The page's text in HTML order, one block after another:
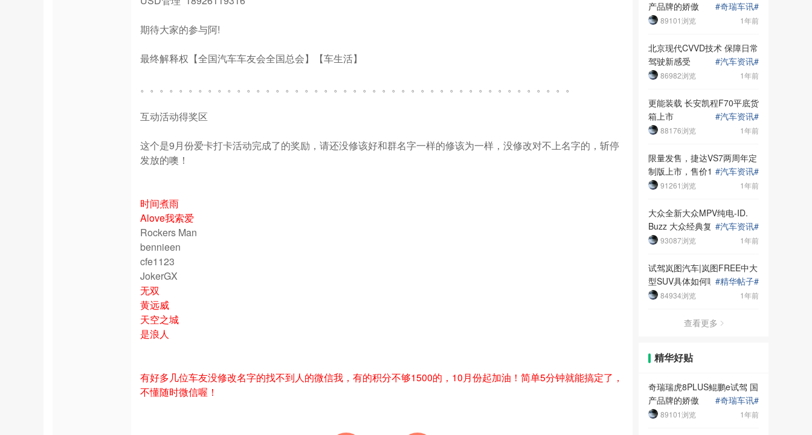
期待大家的参与阿!
最终解释权【全国汽车车友会全国总会】【车生活】
。。。。。。。。。。。。。。。。。。。。。。。。。。。。。。。。。。。。。。。。。。。。。
互动活动得奖区
这个是9月份爱卡打卡活动完成了的奖励，请还没修该好和群名字一样的修该为一样，没修改对不上名字的，斩停
发放的噢！
时间煮雨
Alove我索爱
Rockers Man
bennieen
cfe1123
JokerGX
无双
黄远威
天空之城
是浪人
有好多几位车友没修改名字的找不到人的微信我，有的积分不够1500的，10月份起加油！简单5分钟就能搞定了，
不懂随时微信喔！
产品牌的娇傲
#奇瑞车讯#
1年前
89101浏览
北京现代CVVD技术 保障日常
驾驶新感受
#汽车资讯#
1年前
86982浏览
更能装载 长安凯程F70平底货
箱上市
#汽车资讯#
1年前
88176浏览
限量发售，捷达VS7两周年定
制版上市，售价14.58万元
#汽车资讯#
1年前
91261浏览
大众全新大众MPV纯电-ID.
Buzz 大众经典复古系列
#汽车资讯#
1年前
93087浏览
试驾岚图汽车|岚图FREE中大
型SUV具体如何呢？
#精华帖子#
1年前
84934浏览
查看更多
精华好贴
奇瑞瑞虎8PLUS鲲鹏e试驾 国
产品牌的娇傲
#奇瑞车讯#
1年前
89101浏览